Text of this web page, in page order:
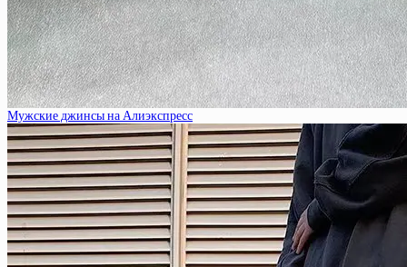
Мужские джинсы на Алиэкспресс